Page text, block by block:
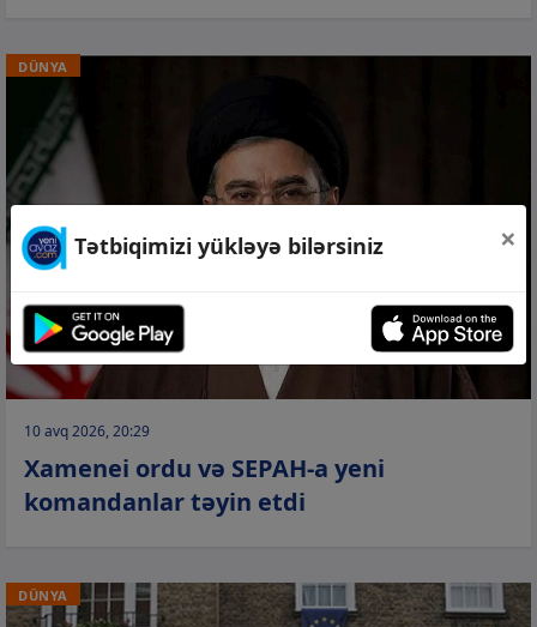
DÜNYA
10 avq 2026, 20:29
Xamenei ordu və SEPAH-a yeni
komandanlar təyin etdi
DÜNYA
Tətbiqimizi yükləyə bilərsiniz ×